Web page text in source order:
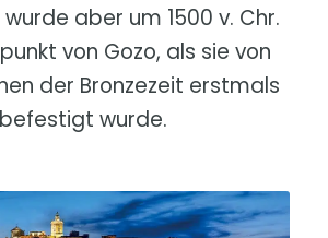
aber um 1500 v. Chr.
von Gozo, als sie von
der Bronzezeit erstmals
befestigt wurde.